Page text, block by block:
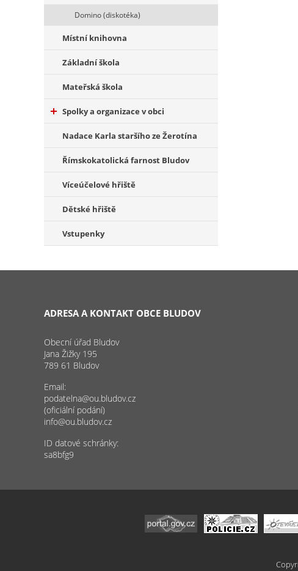
Domino (diskotéka)
Místní knihovna
Základní škola
Mateřská škola
Spolky a organizace v obci
Nadace Karla staršího ze Žerotína
Římskokatolická farnost Bludov
Víceúčelové hřiště
Dětské hřiště
Vstupenky
ADRESA A KONTAKT OBCE BLUDOV
Obecní úřad Bludov
Jana Žižky 195
789 61 Bludov
Email:
podatelna@ou.bludov.cz
(oficiální podání)
info@ou.bludov.cz
ID datové schránky:
sa8bfg9